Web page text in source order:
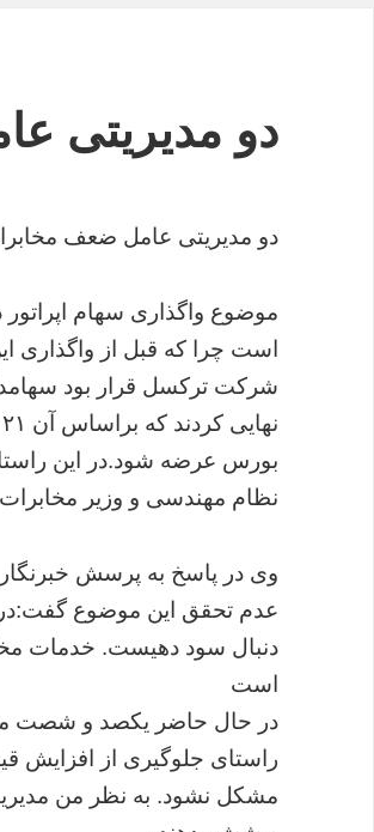
دو مدیریتی
دو مدیریتی عامل ضعف
موضوع واگذاری سهام
است چرا که قبل از واگذاری
شرکت ترکسل قرار بود
بورس عرضه شود.در این
نظام مهندسی و وزیر مخابرات
وی در پاسخ به پرسش
عدم تحقق این موضوع
دنبال سود دهیست. خدمات
است
در حال حاضر یکصد و شصت
راستای جلوگیری از افزایش
مشکل نشود. به نظر من